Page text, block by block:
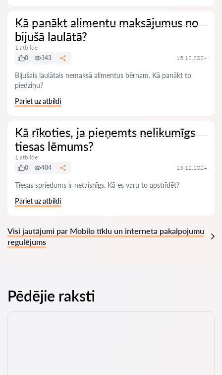
Kā panākt alimentu maksājumus no
bijušā laulātā?
1 atbilde
0
343 15.12.2024
Bijušais laulātais nemaksā alimentus bērnam. Kā panākt to
piedziņu?
Pāriet uz atbildi
Kā rīkoties, ja pieņemts nelikumīgs
tiesas lēmums?
1 atbilde
0
404 15.12.2024
Tiesas spriedums ir netaisnīgs. Kā es varu to apstrīdēt?
Pāriet uz atbildi
Visi jautājumi par Mobilo tīklu un interneta pakalpojumu
regulējums
Pēdējie raksti